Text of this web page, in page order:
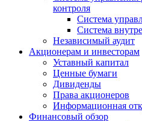
контроля
Система
Система
Независимый аудит
Акционерам и инвесторам
Уставный капитал
Ценные бумаги
Дивиденды
Права акционеров
Информационная
Финансовый обзор